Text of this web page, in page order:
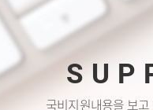
국비지원내용을 보